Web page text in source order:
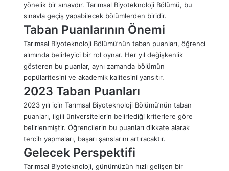
yönelik bir sınavdır. Tarımsal Biyoteknoloji Bölümü, bu
sınavla geçiş yapabilecek bölümlerden biridir.
Taban Puanlarının Önemi
Tarımsal Biyoteknoloji Bölümü’nün taban puanları, öğrenci
alımında belirleyici bir rol oynar. Her yıl değişkenlik
gösteren bu puanlar, aynı zamanda bölümün
popülaritesini ve akademik kalitesini yansıtır.
2023 Taban Puanları
2023 yılı için Tarımsal Biyoteknoloji Bölümü’nün taban
puanları, ilgili üniversitelerin belirlediği kriterlere göre
belirlenmiştir. Öğrencilerin bu puanları dikkate alarak
tercih yapmaları, başarı şanslarını artıracaktır.
Gelecek Perspektifi
Tarımsal Biyoteknoloji, günümüzün hızlı gelişen bir